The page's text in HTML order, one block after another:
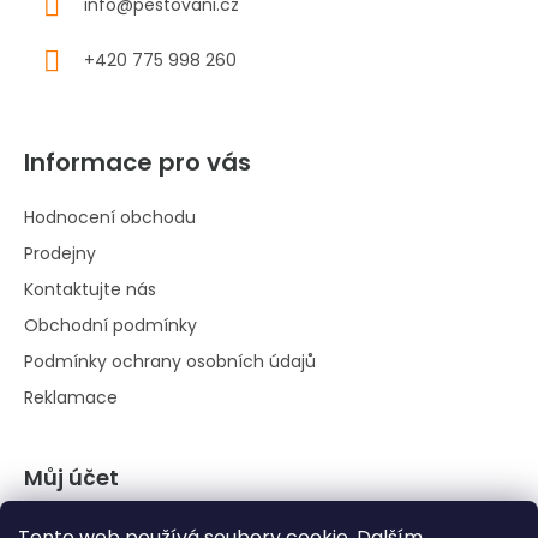
info@pestovani.cz
+420 775 998 260
Informace pro vás
Hodnocení obchodu
Prodejny
Kontaktujte nás
Obchodní podmínky
Podmínky ochrany osobních údajů
Reklamace
Můj účet